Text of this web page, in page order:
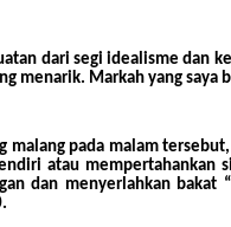
dari segi idealisme dan
menarik. Markah yang saya
malang pada malam
atau mempertahankan
dan menyerlahkan bakat